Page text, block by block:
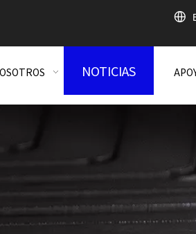
NOTICIAS